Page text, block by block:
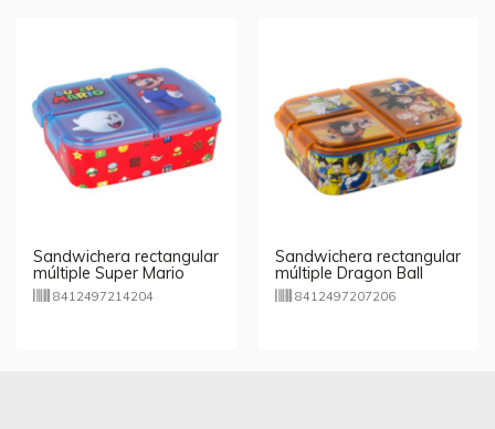
Sandwichera rectangular
múltiple Super Mario
8412497214204
Sandwichera rectangular
múltiple Dragon Ball
Super8412497207206